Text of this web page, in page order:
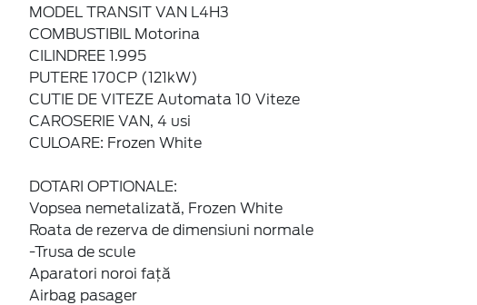
MODEL TRANSIT VAN L4H3
COMBUSTIBIL Motorina
CILINDREE 1.995
PUTERE 170CP (121kW)
CUTIE DE VITEZE Automata 10 Viteze
CAROSERIE VAN, 4 usi
CULOARE: Frozen White
DOTARI OPTIONALE:
Vopsea nemetalizată, Frozen White
Roata de rezerva de dimensiuni normale
-Trusa de scule
Aparatori noroi faţă
Airbag pasager